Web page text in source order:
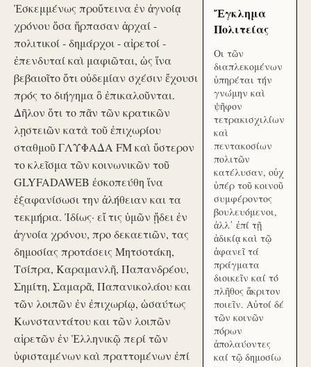
Ἐσκεμμένως προὔτεινα ἐν ἀγνοίᾳ
χρόνου ὅσα ἥρπασαν ἀρχαί -
πολιτικοί - δημάρχοι - αἱρετοί -
ἐπενδυταί καὶ μαφιῶται, ὡς ἵνα
βεβαιοῖτο ὅτι οὐδεμίαν σχέσιν ἔχουσι
πρός το διήγημα ὃ ἐπικαλοῦνται.
Δῆλον ὅτι το πᾶν τῶν κρατικῶν
λῃστειῶν κατὰ τοῦ ἐπιχωρίου
σταθμοῦ ΓΛΥΦΑΔΑ FM καὶ ὕστερον
το κλεῖσμα τῶν κοινωνικῶν τοῦ
GLYFADAWEB ἐσκοπεύθη ἵνα
ἐξαφανίσωσι την ἀλήθειαν και τα
τεκμήρια. Ἰδίως· εἴ τις ὑμῶν ᾔδει ἐν
ἀγνοία χρόνου, προ δεκαετιῶν, τας
δημοσίας προτάσεις Μητσοτάκη,
Τσίπρα, Καραμανλῆ, Παπανδρέου,
Σημίτη, Σαμαρᾶ, Παπανικολάου και
τῶν λοιπῶν ἐν ἐπιχωρίῳ, ὡσαύτως
Κωνσταντάτου και τῶν λοιπῶν
αἱρετῶν ἐν Ἑλληνικῷ περί τῶν
ὑφισταμένων καὶ πραττομένων ἐπί
Ἔγκλημα
Πολιτείας
Οι τῶν
διαπλεκομένων
ὑπηρέται τήν
γνώμην καὶ
ψῆφον
τετρακισχιλίων
καὶ
πεντακοσίων
πολιτῶν
κατέλυσαν, οὐχ
ὑπέρ τοῦ κοινοῦ
συμφέροντος
βουλευόμενοι,
ἀλλ᾽ ἐπί τῇ
ἀδικίᾳ καὶ τῷ
ἀφανεῖ τά
πράγματα
διοικεῖν καί τό
πλῆθος ἄκριτον
ποιεῖν. Αὐτοί δέ
τῶν κοινῶν
πόρων
ἀπολαύοντες
καί τῷ δημοσίω